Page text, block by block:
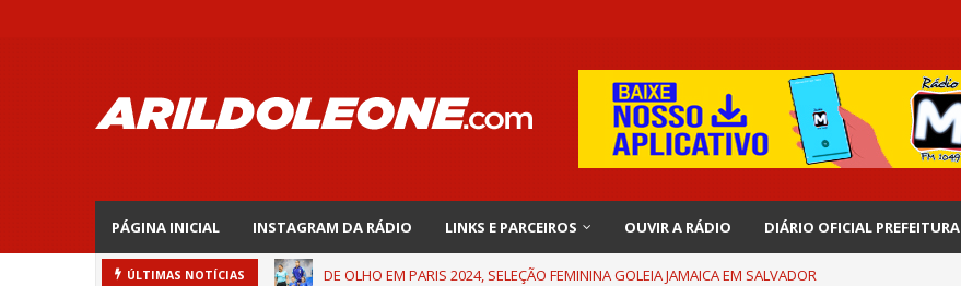
PÁGINA INICIAL INSTAGRAM DA RÁDIO LINKS E PARCEIROS OUVIR A RÁDIO DIÁRIO OFICIAL PREFEITURA
ÚLTIMAS NOTÍCIAS DE OLHO EM PARIS 2024, SELEÇÃO FEMININA GOLEIA JAMAICA EM SALVADOR